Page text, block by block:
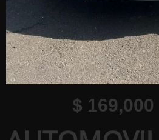
$ 169,000